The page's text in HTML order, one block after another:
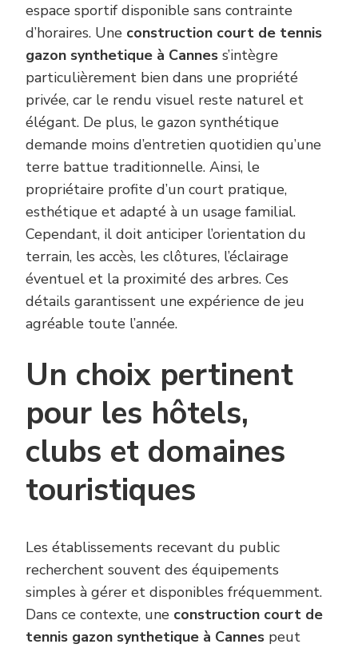
espace sportif disponible sans contrainte
d’horaires. Une construction court de tennis
gazon synthetique à Cannes s’intègre
particulièrement bien dans une propriété
privée, car le rendu visuel reste naturel et
élégant. De plus, le gazon synthétique
demande moins d’entretien quotidien qu’une
terre battue traditionnelle. Ainsi, le
propriétaire profite d’un court pratique,
esthétique et adapté à un usage familial.
Cependant, il doit anticiper l’orientation du
terrain, les accès, les clôtures, l’éclairage
éventuel et la proximité des arbres. Ces
détails garantissent une expérience de jeu
agréable toute l’année.
Un choix pertinent
pour les hôtels,
clubs et domaines
touristiques
Les établissements recevant du public
recherchent souvent des équipements
simples à gérer et disponibles fréquemment.
Dans ce contexte, une construction court de
tennis gazon synthetique à Cannes peut